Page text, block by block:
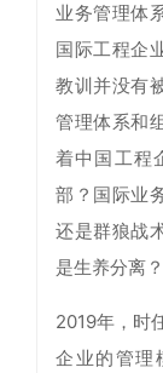
业务管理体
国际工程企
教训并没有
管理体系和
着中国工程
部？国际业
还是群狼战
是生养分离？
2019年，时
企业的管理